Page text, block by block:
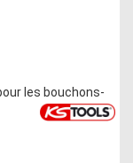
les bouchons-